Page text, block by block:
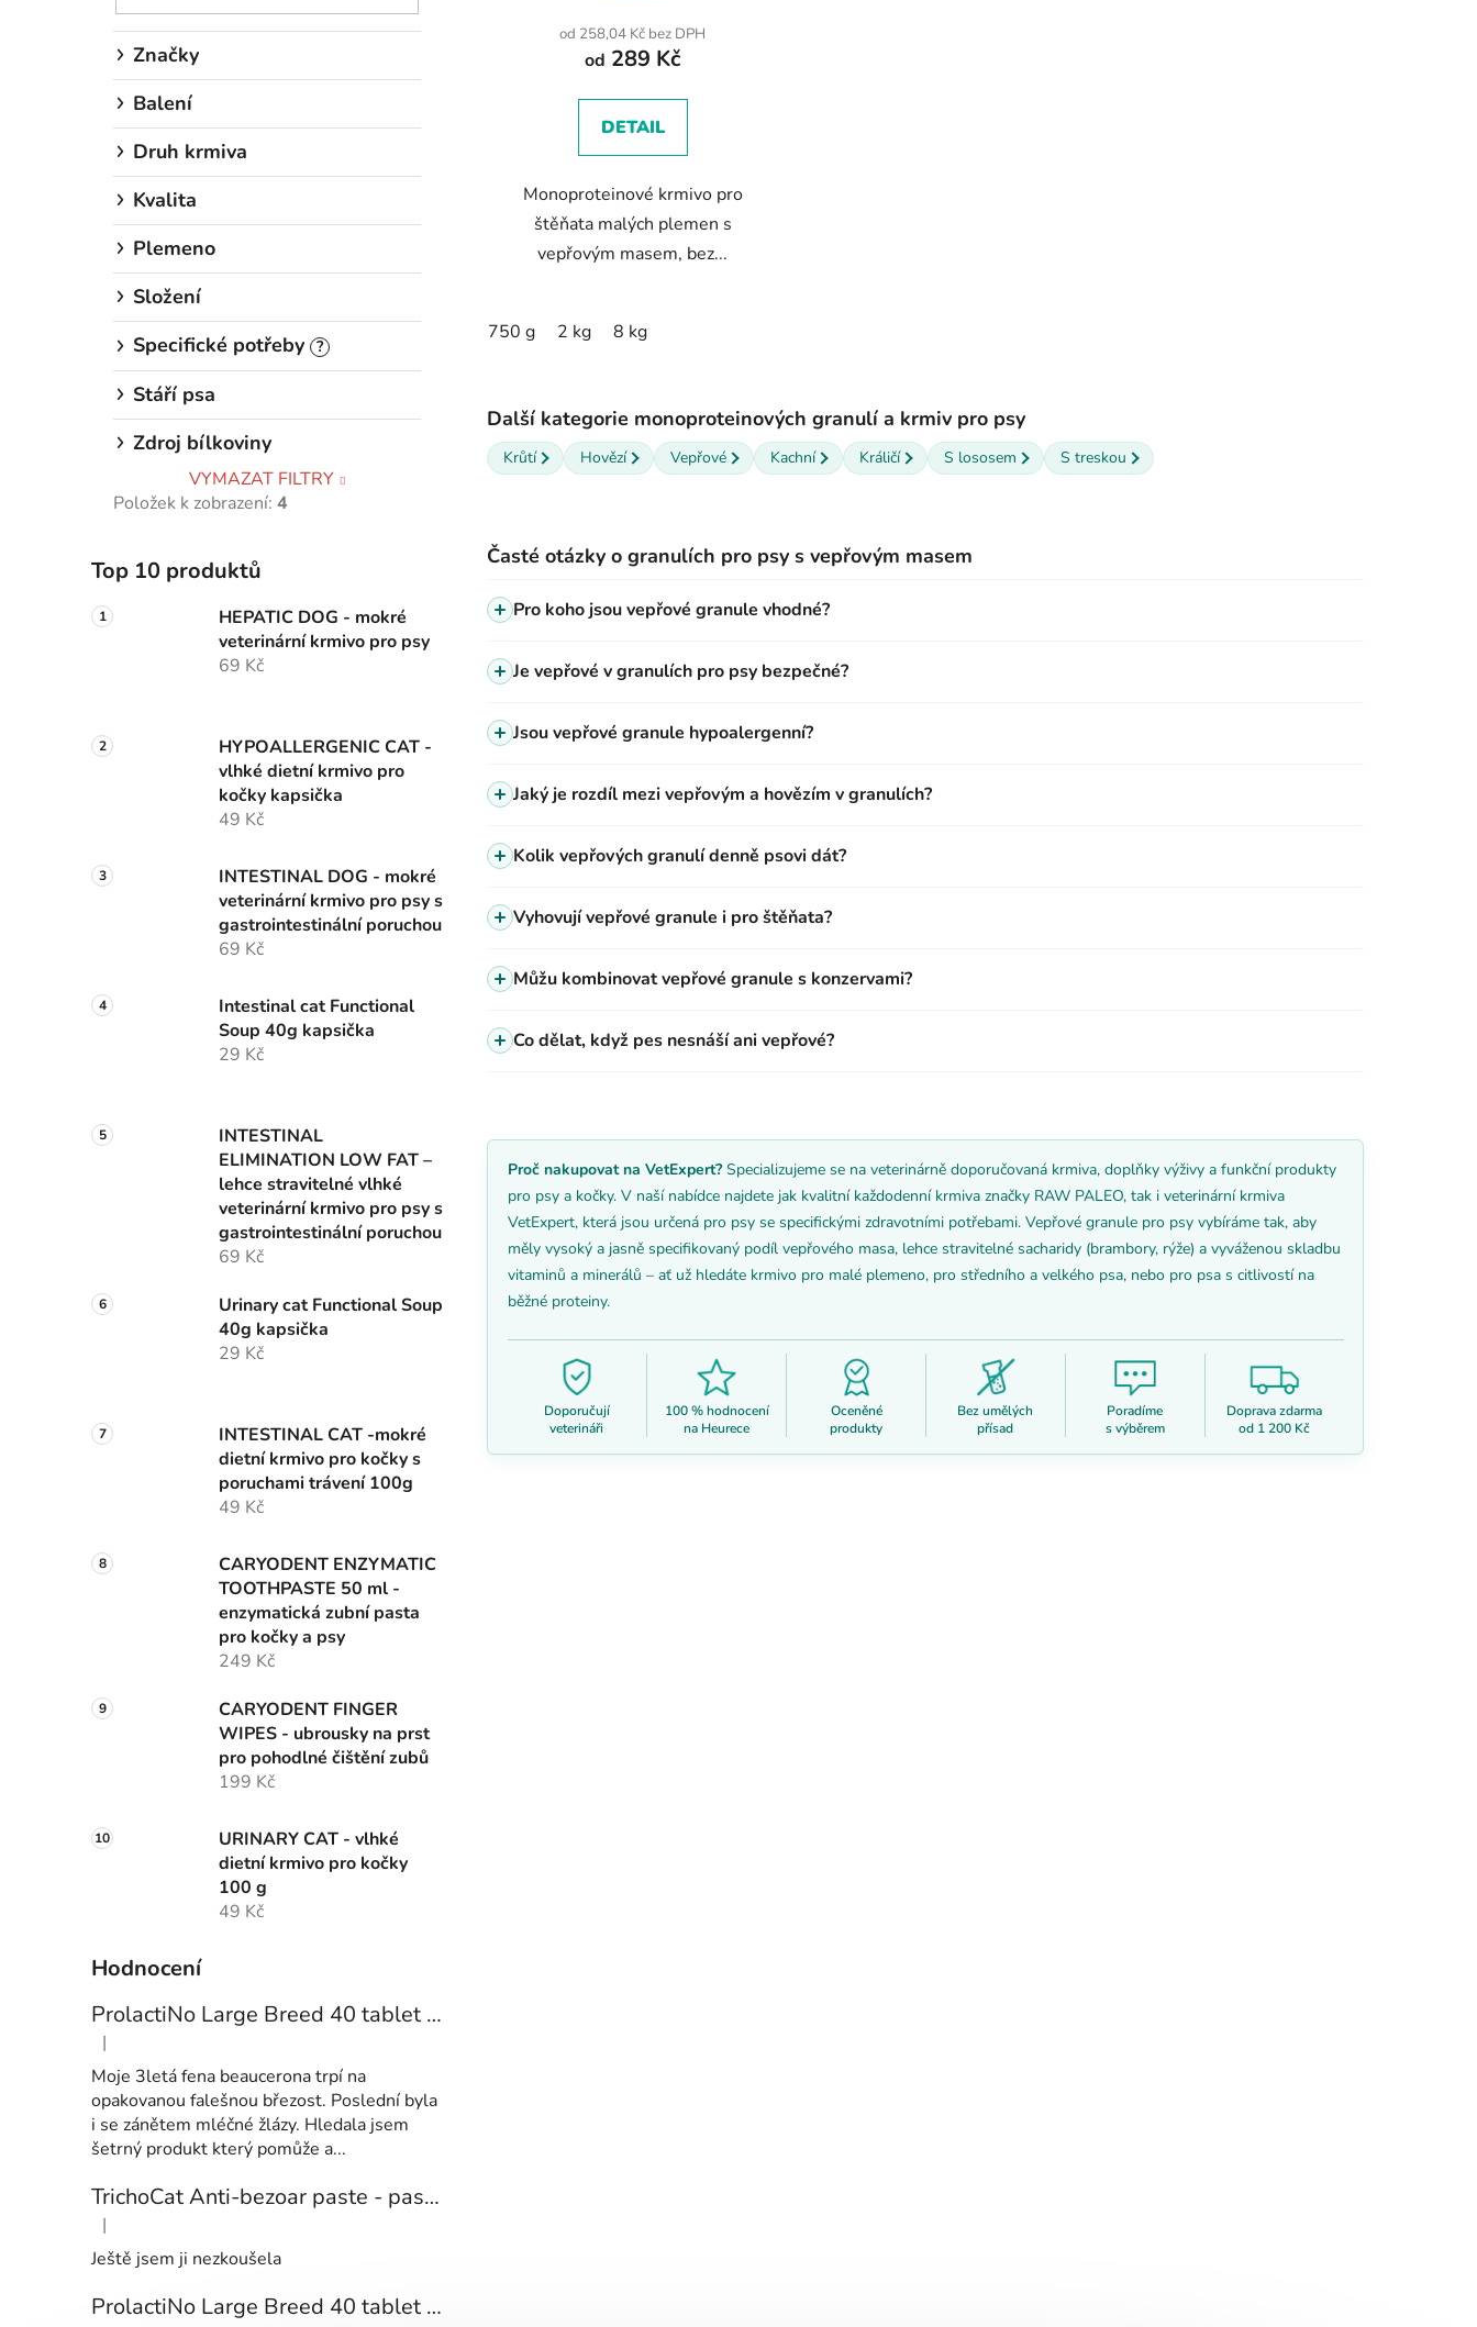
Značky
Balení
Druh krmiva
Kvalita
Plemeno
Složení
Specifické potřeby ?
Stáří psa
Zdroj bílkoviny
VYMAZAT FILTRY
Položek k zobrazení: 4
Top 10 produktů
HEPATIC DOG - mokré
veterinární krmivo pro psy
69 Kč
HYPOALLERGENIC CAT -
vlhké dietní krmivo pro
kočky kapsička
49 Kč
INTESTINAL DOG - mokré
veterinární krmivo pro psy s
gastrointestinální poruchou
69 Kč
Intestinal cat Functional
Soup 40g kapsička
29 Kč
INTESTINAL
ELIMINATION LOW FAT –
lehce stravitelné vlhké
veterinární krmivo pro psy s
gastrointestinální poruchou
69 Kč
Urinary cat Functional Soup
40g kapsička
29 Kč
INTESTINAL CAT -mokré
dietní krmivo pro kočky s
poruchami trávení 100g
49 Kč
CARYODENT ENZYMATIC
TOOTHPASTE 50 ml -
enzymatická zubní pasta
pro kočky a psy
249 Kč
CARYODENT FINGER
WIPES - ubrousky na prst
pro pohodlné čištění zubů
199 Kč
URINARY CAT - vlhké
dietní krmivo pro kočky
100 g
49 Kč
Hodnocení
ProlactiNo Large Breed 40 tablet - přípravek pro feny velkých plemen s příznaky falešné březosti
Hodnocení produktu je 5 z 5 hvězdiček.
|
Moje 3letá fena beaucerona trpí na
opakovanou falešnou březost. Poslední byla
i se zánětem mléčné žlázy. Hledala jsem
šetrný produkt který pomůže a...
TrichoCat Anti-bezoar paste - pasta pro kočky na omezení tvorby chlupových smotků
Hodnocení produktu je 1 z 5 hvězdiček.
|
Ještě jsem ji nezkoušela
ProlactiNo Large Breed 40 tablet - přípravek pro feny velkých plemen s příznaky falešné březosti
od 258,04 Kč bez DPH
od 289 Kč
DETAIL
Monoproteinové krmivo pro
štěňata malých plemen s
vepřovým masem, bez...
750 g 2 kg 8 kg
l
á
d
í
s
Další kategorie monoproteinových granulí a krmiv pro psy
Krůtí Hovězí Vepřové Kachní Králičí S lososem S treskou
Časté otázky o granulích pro psy s vepřovým masem
Pro koho jsou vepřové granule vhodné?
Je vepřové v granulích pro psy bezpečné?
Jsou vepřové granule hypoalergenní?
Jaký je rozdíl mezi vepřovým a hovězím v granulích?
Kolik vepřových granulí denně psovi dát?
Vyhovují vepřové granule i pro štěňata?
Můžu kombinovat vepřové granule s konzervami?
Co dělat, když pes nesnáší ani vepřové?
Proč nakupovat na VetExpert?Specializujeme se na veterinárně doporučovaná krmiva, doplňky výživy a funkční produkty
pro psy a kočky. V naší nabídce najdete jak kvalitní každodenní krmiva značky RAW PALEO, tak i veterinární krmiva
VetExpert, která jsou určená pro psy se specifickými zdravotními potřebami. Vepřové granule pro psy vybíráme tak, aby
měly vysoký a jasně specifikovaný podíl vepřového masa, lehce stravitelné sacharidy (brambory, rýže) a vyváženou skladbu
vitaminů a minerálů – ať už hledáte krmivo pro malé plemeno, pro středního a velkého psa, nebo pro psa s citlivostí na
běžné proteiny.
Doporučují
veterináři
100 % hodnocení
na Heurece
Oceněné
produkty
Bez umělých
přísad
Poradíme
s výběrem
Doprava zdarma
od 1 200 Kč